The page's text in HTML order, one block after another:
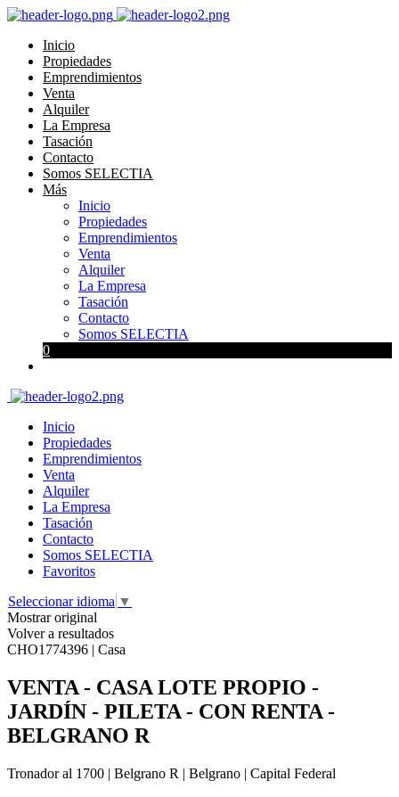
Inicio
Propiedades
Emprendimientos
Venta
Alquiler
La Empresa
Tasación
Contacto
Somos SELECTIA
Más
Inicio
Propiedades
Emprendimientos
Venta
Alquiler
La Empresa
Tasación
Contacto
Somos SELECTIA
0
Inicio
Propiedades
Emprendimientos
Venta
Alquiler
La Empresa
Tasación
Contacto
Somos SELECTIA
Favoritos
Seleccionar idioma ▼
Mostrar original
Volver a resultados
CHO1774396 | Casa
VENTA - CASA LOTE PROPIO -
JARDÍN - PILETA - CON RENTA -
BELGRANO R
Tronador al 1700 | Belgrano R | Belgrano | Capital Federal